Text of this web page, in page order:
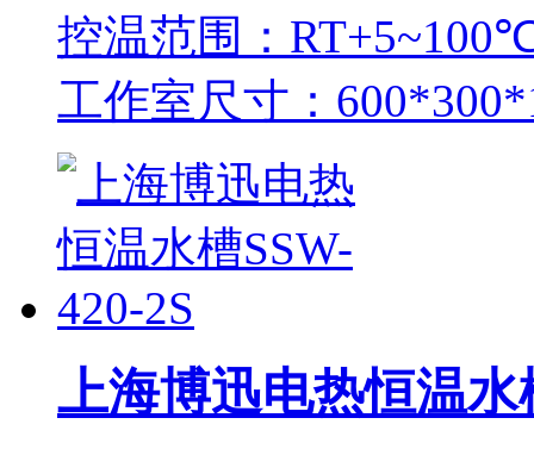
控温范围：
工作室尺寸：
上海博迅电热恒温水